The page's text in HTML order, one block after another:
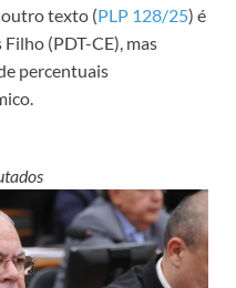
outro texto (PLP 128/25) é
(PDT-CE), mas
percentuais